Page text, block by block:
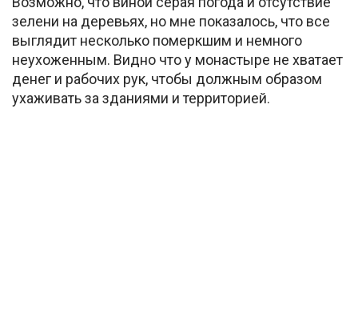
зелени на деревьях, но мне показалось, что все
выглядит несколько померкшим и немного
неухоженным. Видно что у монастыре не хватает
денег и рабочих рук, чтобы должным образом
ухаживать за зданиями и территорией.